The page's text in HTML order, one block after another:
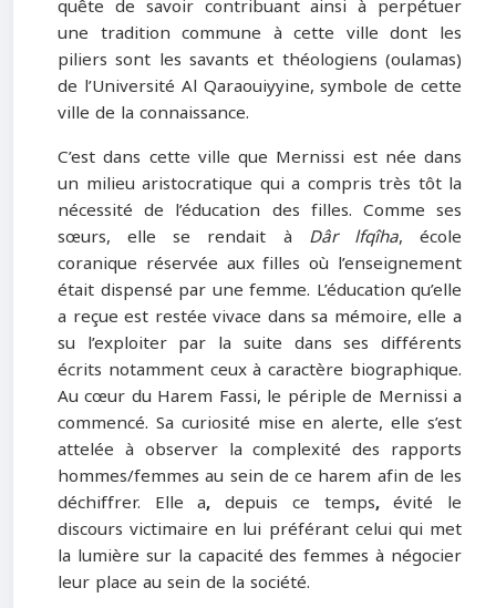
quête de savoir contribuant ainsi à perpétuer
une tradition commune à cette ville dont les
piliers sont les savants et théologiens (oulamas)
de l’Université Al Qaraouiyyine, symbole de cette
ville de la connaissance.
C’est dans cette ville que Mernissi est née dans
un milieu aristocratique qui a compris très tôt la
nécessité de l’éducation des filles. Comme ses
sœurs, elle se rendait à Dâr lfqîha, école
coranique réservée aux filles où l’enseignement
était dispensé par une femme. L’éducation qu’elle
a reçue est restée vivace dans sa mémoire, elle a
su l’exploiter par la suite dans ses différents
écrits notamment ceux à caractère biographique.
Au cœur du Harem Fassi, le périple de Mernissi a
commencé. Sa curiosité mise en alerte, elle s’est
attelée à observer la complexité des rapports
hommes/femmes au sein de ce harem afin de les
déchiffrer. Elle a, depuis ce temps,évité le
discours victimaire en lui préférant celui qui met
la lumière sur la capacité des femmes à négocier
leur place au sein de la société.